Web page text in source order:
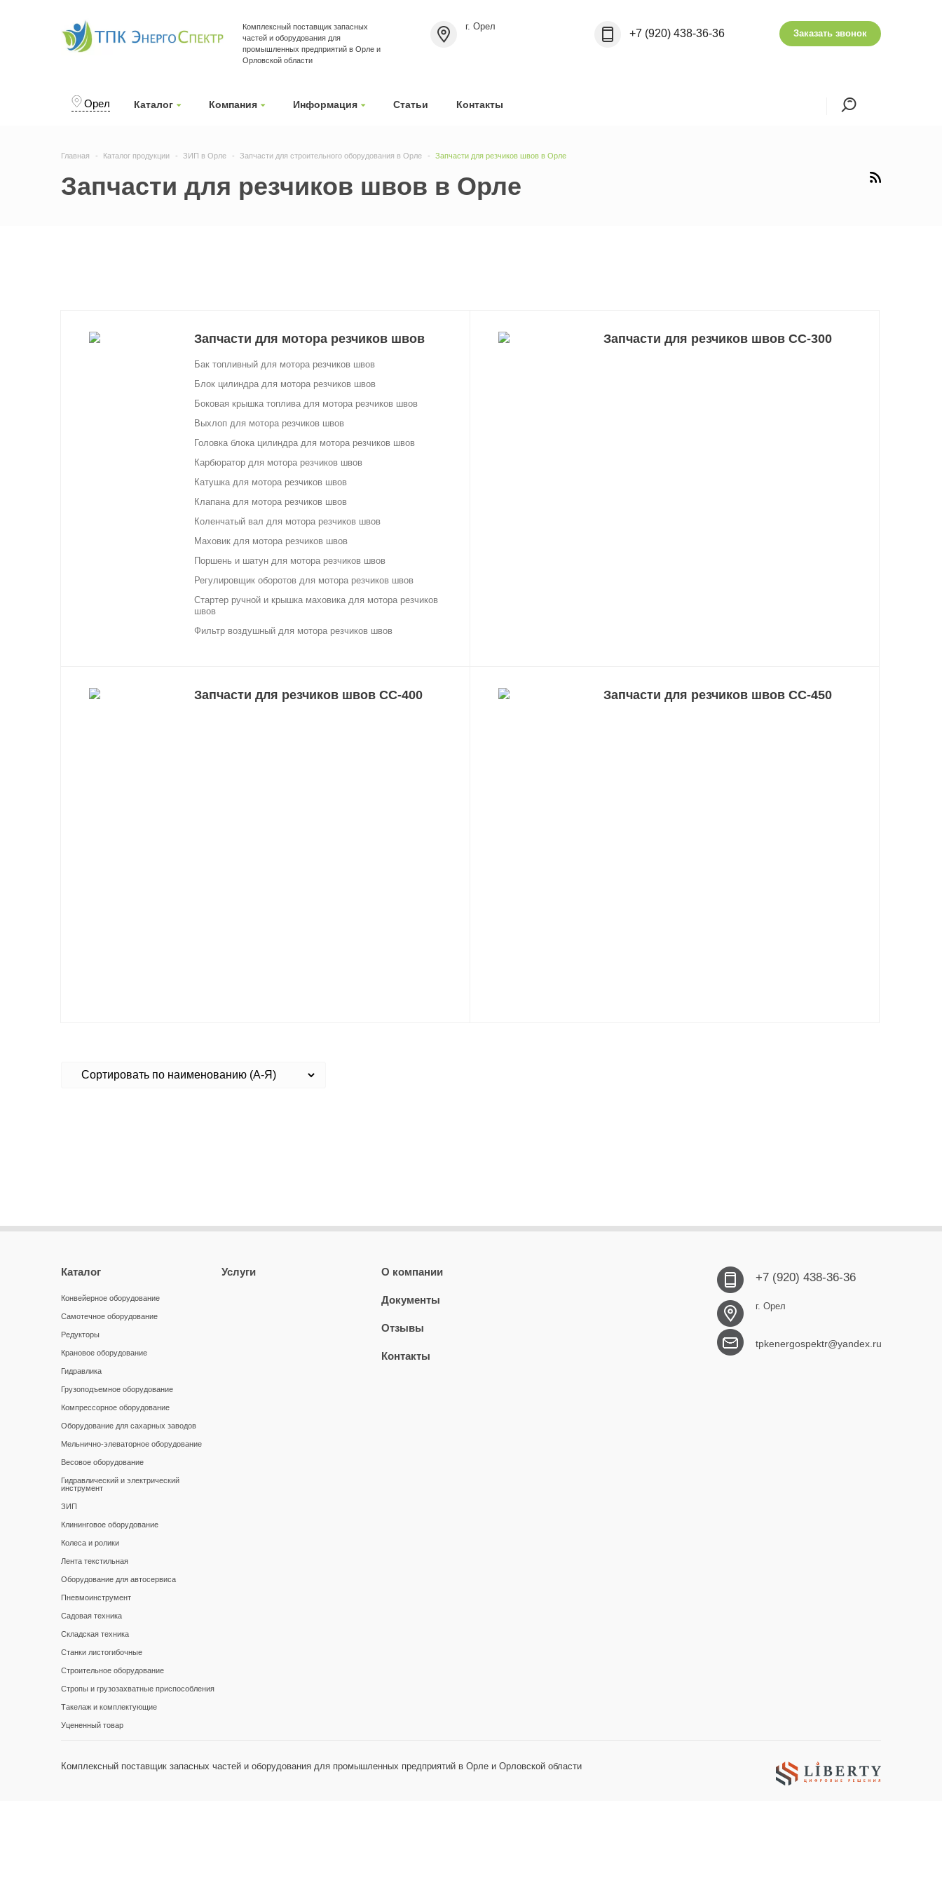
Орел Каталог Компания Информация Статьи Контакты
Комплексный поставщик запасных
частей и оборудования для
промышленных предприятий в Орле и
Орловской области
г. Орел
+7 (920) 438-36-36 Заказать звонок
Главная Каталог продукции ЗИП в Орле Запчасти для строительного оборудования в Орле Запчасти для резчиков швов в Орле
Запчасти для резчиков швов в Орле
Запчасти для мотора резчиков швов
Бак топливный для мотора резчиков швов
Блок цилиндра для мотора резчиков швов
Боковая крышка топлива для мотора резчиков швов
Выхлоп для мотора резчиков швов
Головка блока цилиндра для мотора резчиков швов
Карбюратор для мотора резчиков швов
Катушка для мотора резчиков швов
Клапана для мотора резчиков швов
Коленчатый вал для мотора резчиков швов
Маховик для мотора резчиков швов
Поршень и шатун для мотора резчиков швов
Регулировщик оборотов для мотора резчиков швов
Стартер ручной и крышка маховика для мотора резчиков
швов
Фильтр воздушный для мотора резчиков швов
Запчасти для резчиков швов CC-300
Запчасти для резчиков швов CC-400 Запчасти для резчиков швов CC-450
Каталог
Конвейерное оборудование
Самотечное оборудование
Редукторы
Крановое оборудование
Гидравлика
Грузоподъемное оборудование
Компрессорное оборудование
Оборудование для сахарных заводов
Мельнично-элеваторное оборудование
Весовое оборудование
Гидравлический и электрический
инструмент
ЗИП
Клининговое оборудование
Колеса и ролики
Лента текстильная
Оборудование для автосервиса
Пневмоинструмент
Садовая техника
Складская техника
Станки листогибочные
Строительное оборудование
Стропы и грузозахватные приспособления
Такелаж и комплектующие
Уцененный товар
Услуги О компании
Документы
Отзывы
Контакты
+7 (920) 438-36-36
г. Орел
tpkenergospektr@yandex.ru
Комплексный поставщик запасных частей и оборудования для промышленных предприятий в Орле и Орловской области